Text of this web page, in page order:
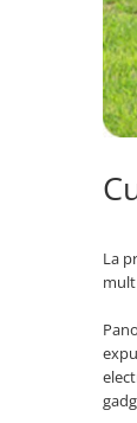
Accesorii
Trotinete
Biciclete
Smart Home
Accesorii
Drone cu
Baterii externe
La